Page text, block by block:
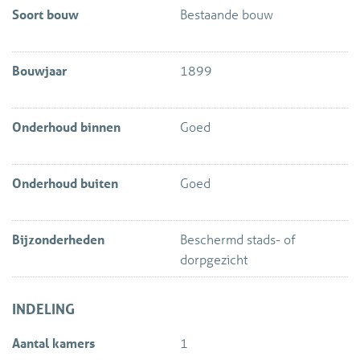
Soort bouw Bestaande bouw
Bouwjaar 1899
Onderhoud binnen Goed
Onderhoud buiten Goed
Bijzonderheden
Beschermd stads- of
dorpgezicht
INDELING
Aantal kamers 1